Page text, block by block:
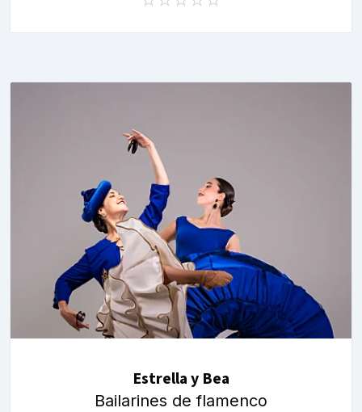
Estrella y Bea
Bailarines de flamenco